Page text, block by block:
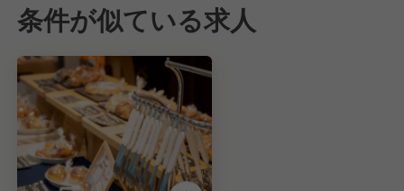
条件が似ている求人